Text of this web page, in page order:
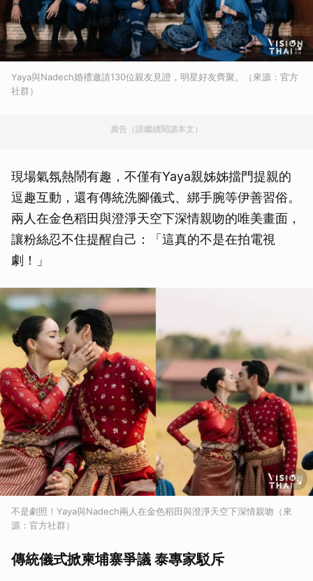
Yaya與Nadech婚禮邀請130位親友見證，明星好友齊聚。（來源：官方
社群）
廣告（請繼續閱讀本文）
現場氣氛熱鬧有趣，不僅有Yaya親姊姊擋門提親的
逗趣互動，還有傳統洗腳儀式、綁手腕等伊善習俗。
兩人在金色稻田與澄淨天空下深情親吻的唯美畫面，
讓粉絲忍不住提醒自己：「這真的不是在拍電視
劇！」
不是劇照！Yaya與Nadech兩人在金色稻田與澄淨天空下深情親吻（來
源：官方社群）
傳統儀式掀柬埔寨爭議 泰專家駁斥